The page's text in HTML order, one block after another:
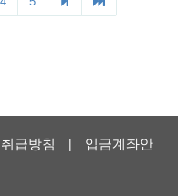
급방침 |
입금계좌안